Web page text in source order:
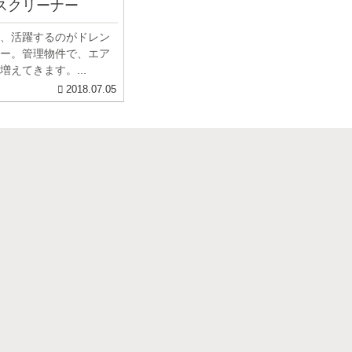
クリーナー
活躍するのがドレン
。管理物件で、エア
えてきます。...
2018.07.05